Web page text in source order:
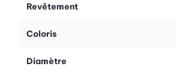
et démouler ainsi vos gâteaux encore
Revêtement
Coloris
Diamètre